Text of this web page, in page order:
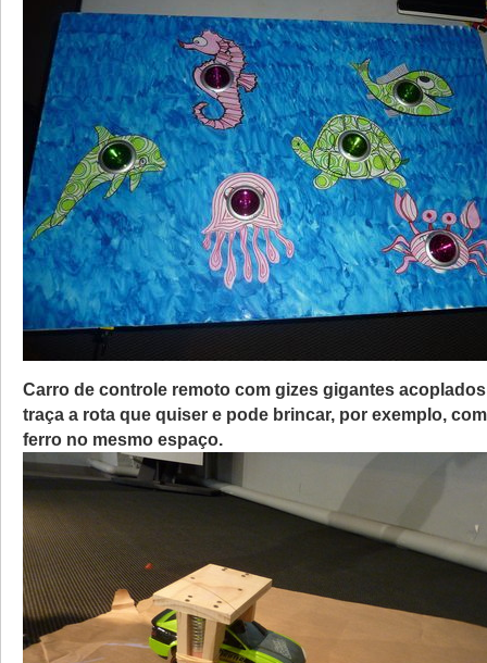
Carro de controle remoto com gizes gigantes
traça a rota que quiser e pode brincar, por exemplo,
ferro no mesmo espaço.